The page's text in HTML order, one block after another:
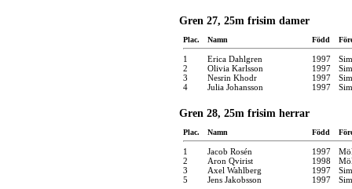
Gren 27, 25m frisim damer
Plac. Namn Född
1 Erica Dahlgren 1997
2
Olivia Karlsson 1997
3
Nesrin Khodr 1997
4
Julia Johansson 1997
Gren 28, 25m frisim herrar
Plac. Namn Född
1 Jacob Rosén 1997
2
Aron Qvirist 1998
3
Axel Wahlberg 1997
5
Jens Jakobsson 1997